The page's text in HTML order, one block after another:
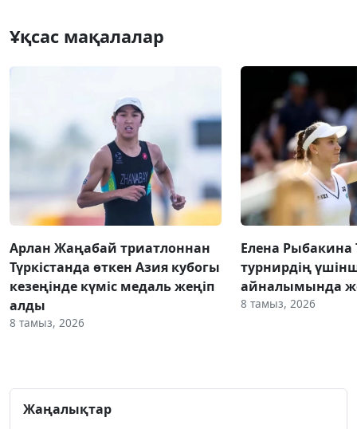
Ұқсас мақалалар
Арлан Жаңабай триатлоннан
Түркістанда өткен Азия кубогы
кезеңінде күміс медаль жеңіп
алды
8 тамыз, 2026
Елена Рыбакина
турнирдің
айналымында
8 тамыз, 2026
Жаңалықтар